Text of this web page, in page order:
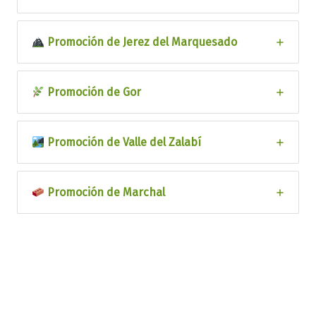
Promoción de Jerez del Marquesado
Promoción de Gor
Promoción deValle del Zalabí
Promoción de Marchal